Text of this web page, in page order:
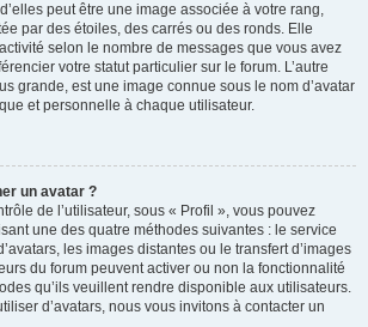
peut être une image associée à votre rang,
par des étoiles, des carrés ou des ronds. Elle
selon le nombre de messages que vous avez
votre statut particulier sur le forum. L’autre
grande, est une image connue sous le nom d’avatar
et personnelle à chaque utilisateur.
un avatar ?
de l’utilisateur, sous « Profil », vous pouvez
une des quatre méthodes suivantes : le service
les images distantes ou le transfert d’images
du forum peuvent activer ou non la fonctionnalité
qu’ils veuillent rendre disponible aux utilisateurs.
d’avatars, nous vous invitons à contacter un